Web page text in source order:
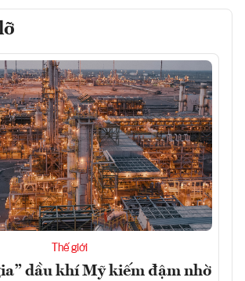
Thế giới
dầu khí Mỹ kiếm đậm nhờ